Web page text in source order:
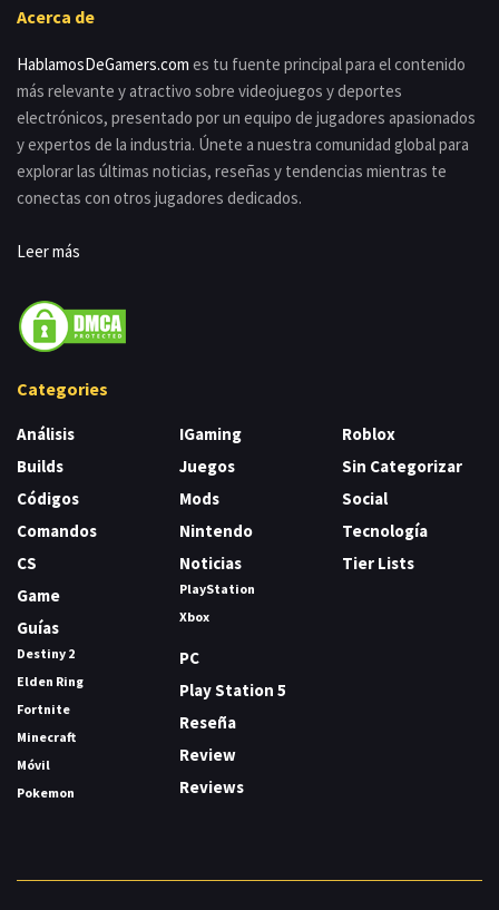
Acerca de
HablamosDeGamers.com es tu fuente principal para el contenido
más relevante y atractivo sobre videojuegos y deportes
electrónicos, presentado por un equipo de jugadores apasionados
y expertos de la industria. Únete a nuestra comunidad global para
explorar las últimas noticias, reseñas y tendencias mientras te
conectas con otros jugadores dedicados.
Leer más
Categories
Análisis
Builds
Códigos
Comandos
CS
Game
Guías
Destiny 2
Elden Ring
Fortnite
Minecraft
Móvil
Pokemon
IGaming
Juegos
Mods
Nintendo
Noticias
PlayStation
Xbox
PC
Play Station 5
Reseña
Review
Reviews
Roblox
Sin Categorizar
Social
Tecnología
Tier Lists